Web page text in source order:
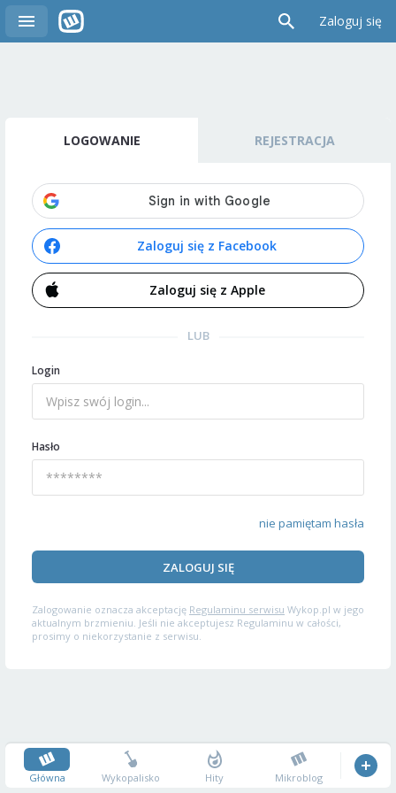
Zaloguj się
LOGOWANIE REJESTRACJA
Zaloguj się z Facebook
Zaloguj się z Apple
LUB
Login
Hasło
nie pamiętam hasła
ZALOGUJ SIĘ
Zalogowanie oznacza akceptację Regulaminu serwisu Wykop.pl w jego
aktualnym brzmieniu. Jeśli nie akceptujesz Regulaminu w całości,
prosimy o niekorzystanie z serwisu.
Główna Wykopalisko Hity Mikroblog